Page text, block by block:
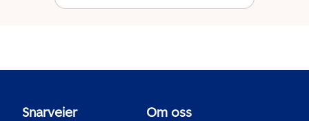
Snarveier Om oss